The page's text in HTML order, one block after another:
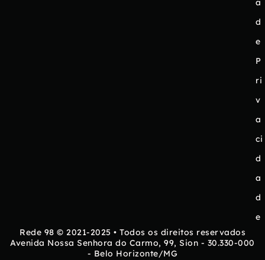
a
d
e
P
ri
v
a
ci
d
a
d
e
Rede 98 © 2021-2025 • Todos os direitos reservados
Avenida Nossa Senhora do Carmo, 99, Sion - 30.330-000
- Belo Horizonte/MG